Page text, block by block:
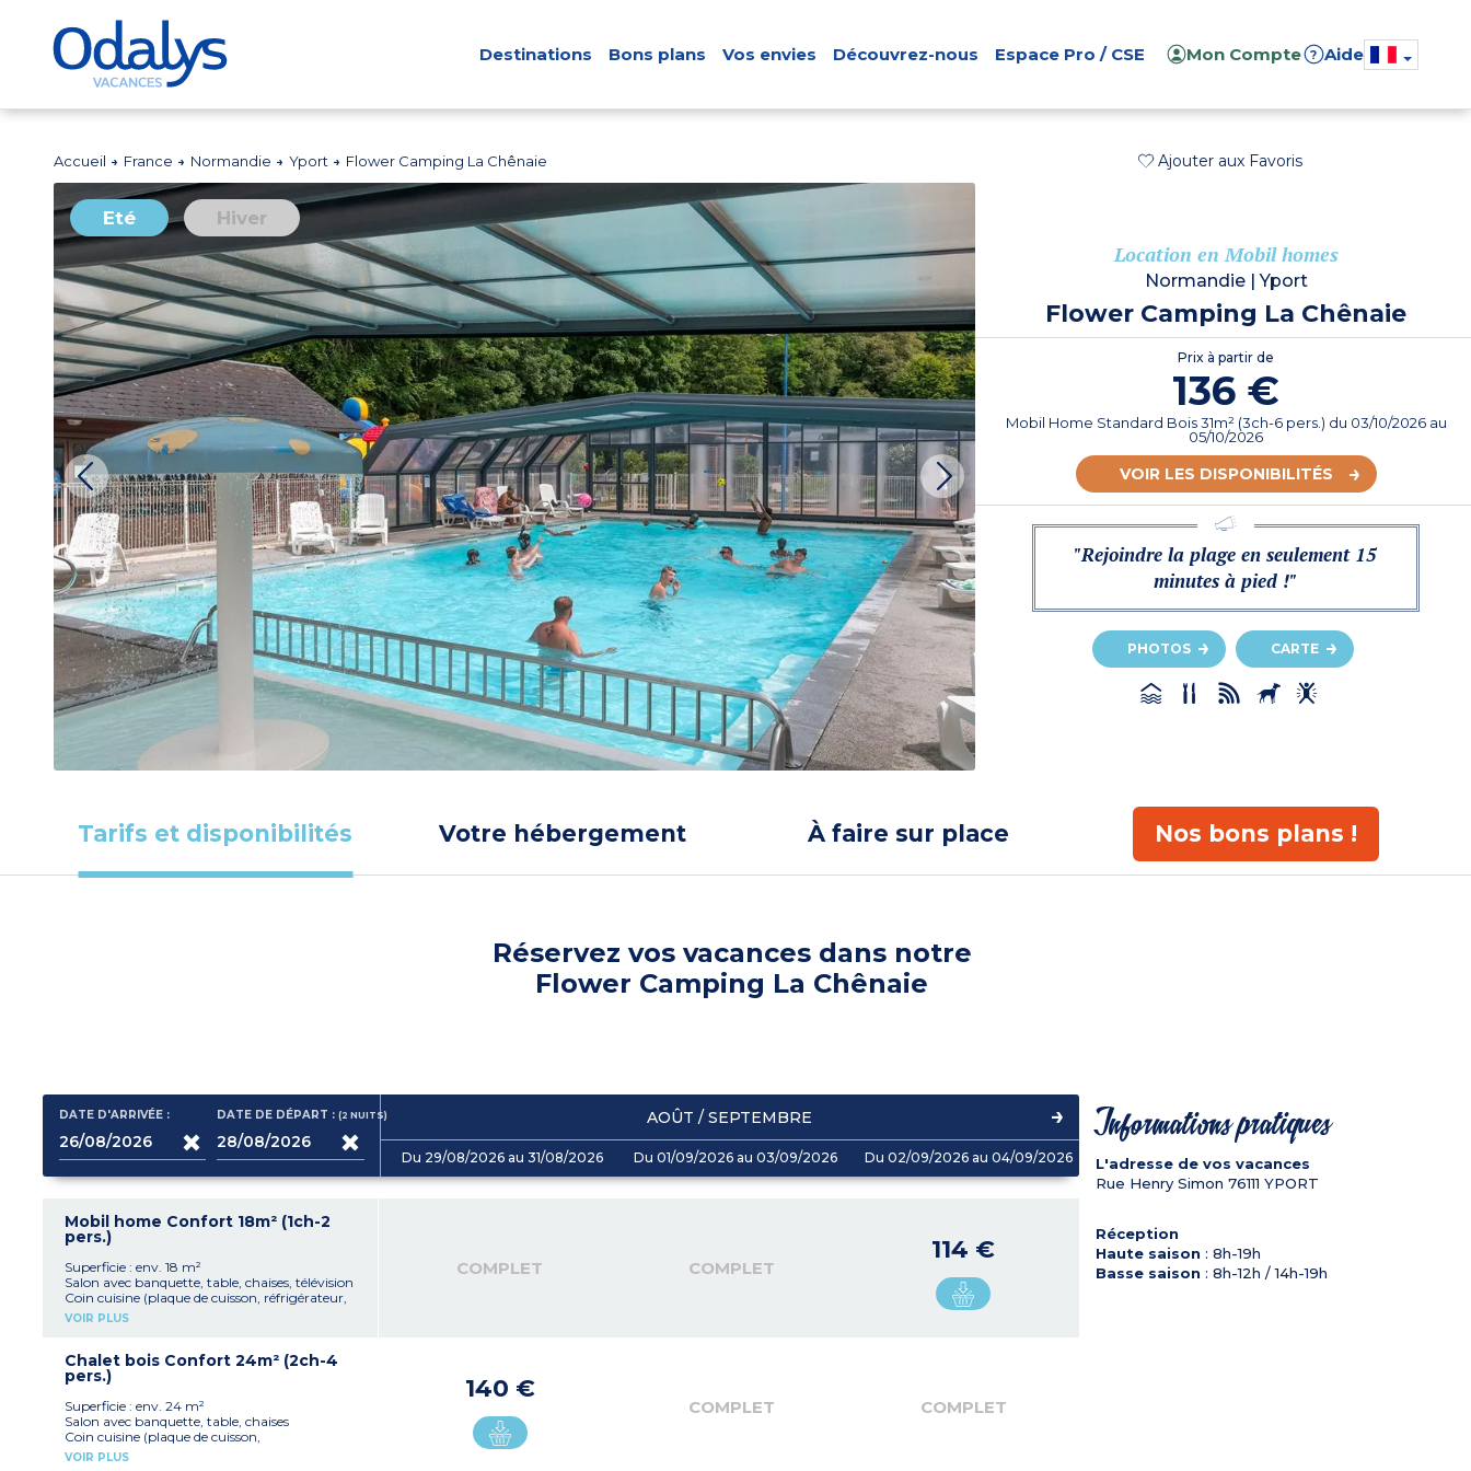
Destinations Bons plans Vos envies Découvrez-nous Espace Pro / CSE Mon Compte ? Aide
Accueil France Normandie Yport Flower Camping La Chênaie Ajouter aux Favoris
Eté Hiver
Location en Mobil homes
Normandie|Yport
Flower Camping La Chênaie
Prix à partir de
136 €
Mobil Home Standard Bois 31m² (3ch-6 pers.) du 03/10/2026au
05/10/2026
VOIR LES DISPONIBILITÉS
"Rejoindre la plage en seulement 15
minutes à pied !"
PHOTOS CARTE
Tarifs et disponibilités Votre hébergement À faire sur place Nos bons plans !
Réservez vos vacances dans notre
Flower Camping La Chênaie
DATE D'ARRIVÉE : DATE DE DÉPART :(2NUITS) AOÛT / SEPTEMBRE
Du 29/08/2026 au 31/08/2026 Du 01/09/2026 au 03/09/2026 Du 02/09/2026 au 04/09/2026
Mobil home Confort 18m² (1ch-2
pers.)
Superficie : env. 18 m²
Salon avec banquette, table, chaises, télévision
Coin cuisine (plaque de cuisson, réfrigérateur,
micro-ondes, vaisselle)
Terrasse semi-couverte (18m²) avec salon de
jardin
Capacité max. 2 personnes
VOIR PLUS
COMPLET COMPLET
114 €
Chalet bois Confort 24m² (2ch-4
pers.)
Superficie : env. 24 m²
Salon avec banquette, table, chaises
Coin cuisine (plaque de cuisson,
réfrigérateur/congélateur, micro-ondes,
VOIR PLUS
140 €
COMPLET COMPLET
Informations pratiques
L'adresse de vos vacances
Rue Henry Simon 76111 YPORT
Réception
Haute saison : 8h-19h
Basse saison : 8h-12h / 14h-19h